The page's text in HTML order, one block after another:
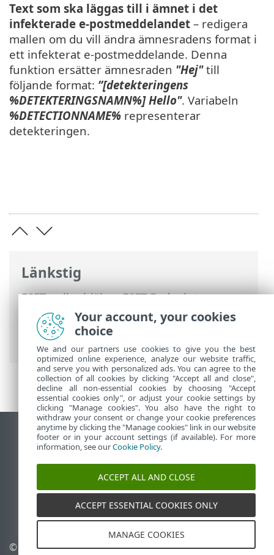
Länkstig
ESET onlinehjälp>ESET Endpoint
Antivirus
>Avancerade inställningar>
Skydd> Skydd av e-postklient
Inkorgsskydd
> Svar
Text som ska läggas till i ämnet i det
infekterade e-postmeddelandet – redigera
mallen om du vill ändra ämnesradens format i
ett infekterat e-postmeddelande. Denna
funktion ersätter ämnesraden "Hej"till
följande format: ”[detekteringens
%DETEKTERINGSNAMN%] Hello". Variabeln
%DETECTIONNAME% representerar
detekteringen.
Visa skrivbords-webbplats
End of Life
ESET kunskapsbas
ESET Status Portal
Regional support
© 1992 - 2026 ESET, spol. s
Hantera cookies
Your account, your cookies
choice
We and our partners use cookies to give you the best
optimized online experience, analyze our website traffic,
and serve you with personalized ads. You can agree to the
collection of all cookies by clicking "Accept all and close",
decline all non-essential cookies by choosing "Accept
essential cookies only", or adjust your cookie settings by
clicking "Manage cookies". You also have the right to
withdraw your consent or change your cookie preferences
anytime by clicking the "Manage cookies" link in our website
footer or in your account settings (if available). For more
information, see ourCookie Policy.
ACCEPT ALL AND CLOSE
ACCEPT ESSENTIAL COOKIES ONLY
MANAGE COOKIES